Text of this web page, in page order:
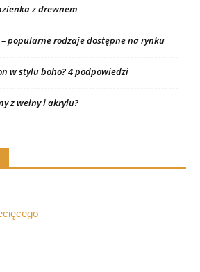
z drewnem
– popularne rodzaje dostępne na rynku
w stylu boho? 4 podpowiedzi
z wełny i akrylu?